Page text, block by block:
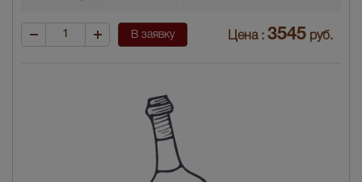
В заявку Цена : 3545 руб.